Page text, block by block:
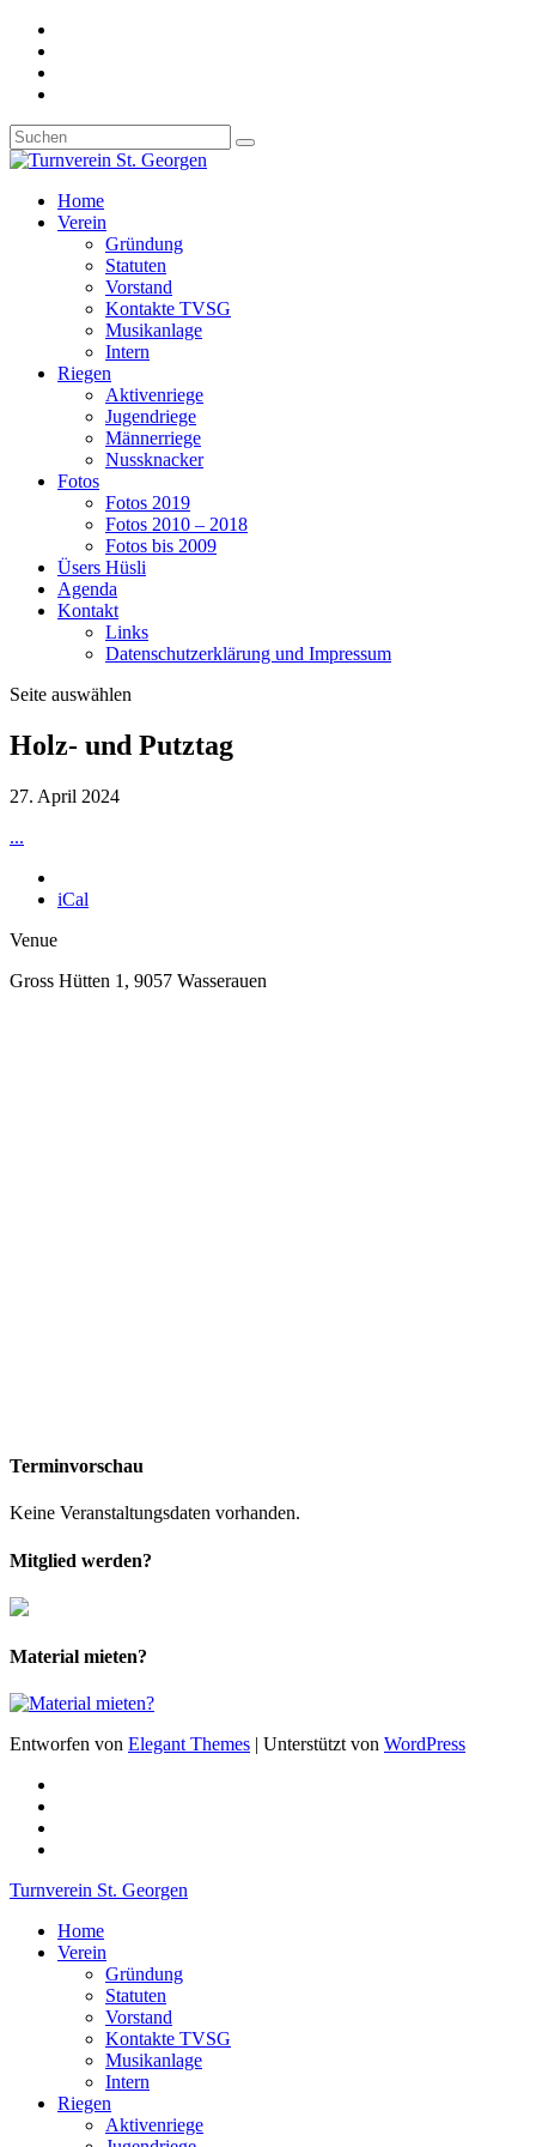
Home
Verein
Gründung
Statuten
Vorstand
Kontakte TVSG
Musikanlage
Intern
Riegen
Aktivenriege
Jugendriege
Männerriege
Nussknacker
Fotos
Fotos 2019
Fotos 2010 – 2018
Fotos bis 2009
Üsers Hüsli
Agenda
Kontakt
Links
Datenschutzerklärung und Impressum
Seite auswählen
Holz- und Putztag
27. April 2024
...
iCal
Venue
Gross Hütten 1, 9057 Wasserauen
Terminvorschau
Keine Veranstaltungsdaten vorhanden.
Mitglied werden?
Material mieten?
Entworfen von Elegant Themes | Unterstützt von WordPress
Turnverein St. Georgen
Home
Verein
Gründung
Statuten
Vorstand
Kontakte TVSG
Musikanlage
Intern
Riegen
Aktivenriege